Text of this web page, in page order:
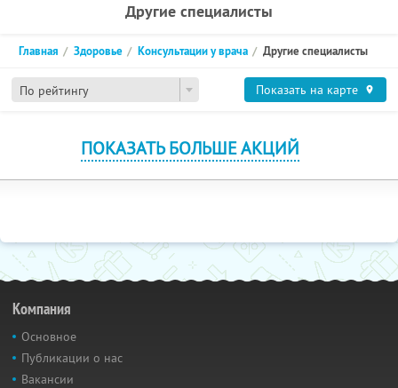
Другие специалисты
По рейтингу
Главная Здоровье Консультации у врача Другие специалисты
Показать на карте
ПОКАЗАТЬ БОЛЬШЕ АКЦИЙ
Компания
Основное
Публикации о нас
Вакансии